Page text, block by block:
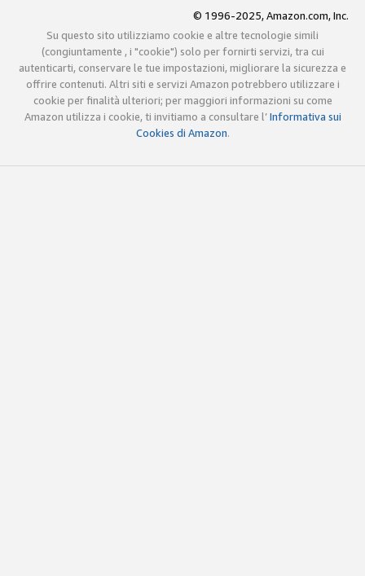
© 1996-2025, Amazon.com, Inc.
Su questo sito utilizziamo cookie e altre tecnologie simili
(congiuntamente , i "cookie") solo per fornirti servizi, tra cui
autenticarti, conservare le tue impostazioni, migliorare la sicurezza e
offrire contenuti. Altri siti e servizi Amazon potrebbero utilizzare i
cookie per finalità ulteriori; per maggiori informazioni su come
Amazon utilizza i cookie, ti invitiamo a consultare l’Informativa sui
Cookies di Amazon.